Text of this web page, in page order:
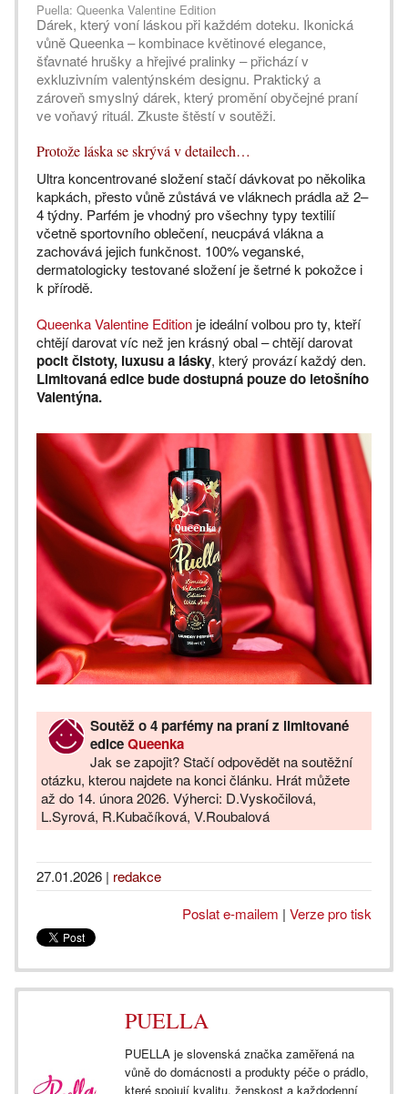
Puella: Queenka Valentine Edition
Dárek, který voní láskou při každém doteku. Ikonická
vůně Queenka – kombinace květinové elegance,
šťavnaté hrušky a hřejivé pralinky – přichází v
exkluzivním valentýnském designu. Praktický a
zároveň smyslný dárek, který promění obyčejné praní
ve voňavý rituál. Zkuste štěstí v soutěži.
Protože láska se skrývá v detailech…
Ultra koncentrované složení stačí dávkovat po několika
kapkách, přesto vůně zůstává ve vláknech prádla až 2–
4 týdny. Parfém je vhodný pro všechny typy textilií
včetně sportovního oblečení, neucpává vlákna a
zachovává jejich funkčnost. 100% veganské,
dermatologicky testované složení je šetrné k pokožce i
k přírodě.
Queenka Valentine Edition je ideální volbou pro ty, kteří
chtějí darovat víc než jen krásný obal – chtějí darovat
pocit čistoty, luxusu a lásky, který provází každý den.
Limitovaná edice bude dostupná pouze do letošního
Valentýna.
Soutěž o 4 parfémy na praní z limitované
ediceQueenka
Jak se zapojit? Stačí odpovědět na soutěžní
otázku, kterou najdete na konci článku. Hrát můžete
až do 14. února 2026. Výherci: D.Vyskočilová,
L.Syrová, R.Kubačíková, V.Roubalová
27.01.2026 | redakce
Poslat e-mailem | Verze pro tisk
PUELLA
PUELLA je slovenská značka zaměřená na
vůně do domácnosti a produkty péče o prádlo,
které spojují kvalitu, ženskost a každodenní